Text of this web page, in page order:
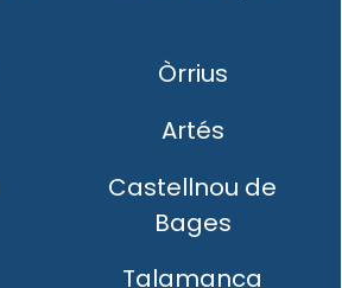
Òrrius
Artés
Castellnou de
Bages
Talamanca